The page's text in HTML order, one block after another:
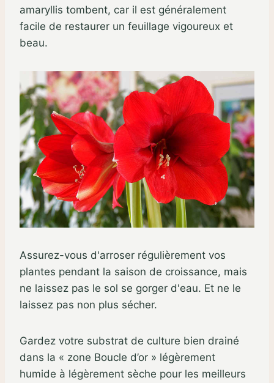
amaryllis tombent, car il est généralement
facile de restaurer un feuillage vigoureux et
beau.
Assurez-vous d'arroser régulièrement vos
plantes pendant la saison de croissance, mais
ne laissez pas le sol se gorger d'eau. Et ne le
laissez pas non plus sécher.
Gardez votre substrat de culture bien drainé
dans la « zone Boucle d’or » légèrement
humide à légèrement sèche pour les meilleurs